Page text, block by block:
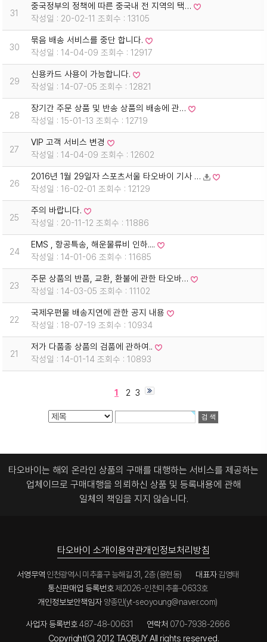
31
중국정부의 정책에 따른 중국내 전 지역의 택…
작성일 : 20-02-11 조회수 : 13105
30
묶음 배송 서비스를 중단 합니다.
작성일 : 14-04-09 조회수 : 12917
29
신용카드 사용이 가능합니다.
작성일 : 14-07-05 조회수 : 12821
28
장기간 주문 상품 및 반송 상품의 배송에 관…
작성일 : 15-01-13 조회수 : 12719
27
VIP 고객 서비스 변경
작성일 : 14-04-09 조회수 : 12602
26
2016년 1월 29일자 스포츠서울 타오바이 기사 …
작성일 : 16-02-01 조회수 : 12129
25
주의 바랍니다.
작성일 : 20-11-12 조회수 : 11886
24
EMS , 항공특송, 해운물류비 인하....
작성일 : 14-01-06 조회수 : 11685
23
주문 상품의 반품, 교환, 환불에 관한 타오바…
작성일 : 14-03-05 조회수 : 11102
22
국제우편물 배송지연에 관한 공지 내용
작성일 : 18-07-19 조회수 : 10934
21
저가 다품종 상품의 검품에 관하여..
작성일 : 14-01-14 조회수 : 10893
1 2 3
타오바이는 해외 온라인 상품의 구매를 대행하는 서비스를 제공하는
업체이므로 구매대행을 의뢰하신 상품 및 등록내용에 관해
일체의 책임을 지지 않습니다.
타오바이 소개이용약관개인정보처리방침
서영무역 인천광역시 미추홀구 능해길 31, 2층 (용현동) 대표자김영태
통신판매업 등록번호제2026-인천미추홀-0633호
개인정보보안책임자 양종민(yt-seoyoung@naver.com)
사업자 등록번호487-48-00631 연락처 070-7938-2666
Copyright(C) 2012 TAOBUY All rights reserved.